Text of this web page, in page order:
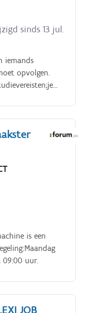
sinds 13 jul.
iemands
opvolgen.
is een
uur.
JOB